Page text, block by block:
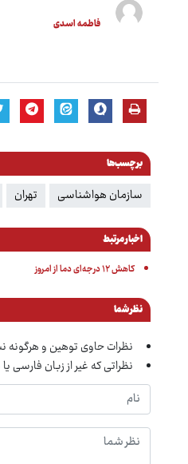
فاطمه اسدی
برچسب‌ها
سازمان هواشناسی تهران
اخبار مرتبط
کاهش ۱۲ درجه‌ای دما از امروز
نظر شما
نظرات حاوی توهین و
نظراتی که غیر از زبان فارسی